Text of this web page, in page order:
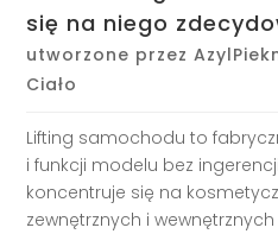
się na niego
utworzone przez
Ciało
Lifting samochodu to
i funkcji modelu bez
koncentruje się na
zewnętrznych i